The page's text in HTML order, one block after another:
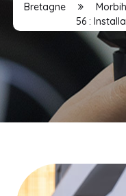
Bretagne
56 :